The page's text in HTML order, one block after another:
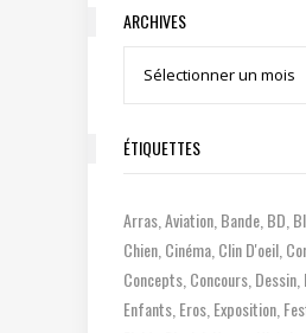
ARCHIVES
Archives
ÉTIQUETTES
Arras Aviation Bande BD
Chien Cinéma Clin D'oeil
Concepts Concours Dessin
Enfants Eros Exposition